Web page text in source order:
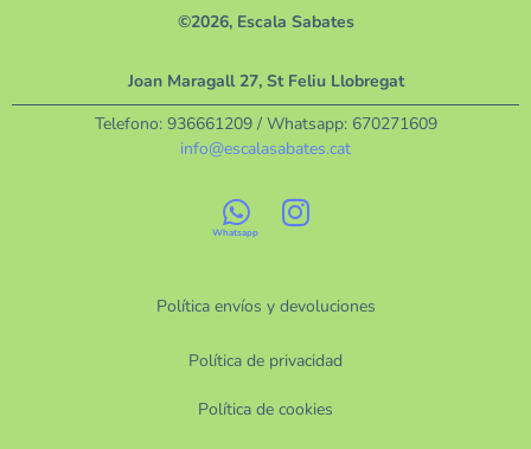
©2026, Escala Sabates
Política envíos y devoluciones
Política de privacidad
Política de cookies
Joan Maragall 27, St Feliu Llobregat
Telefono: 936661209/ Whatsapp: 670271609
info@escalasabates.cat